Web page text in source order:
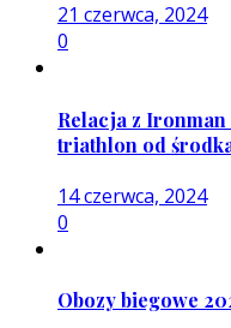
21 czerwca, 2024
0
Relacja z Ironman
triathlon od
14 czerwca, 2024
0
Obozy biegowe